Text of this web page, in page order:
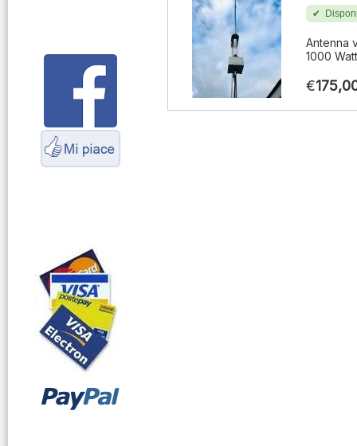
antenne e cavi
Servizio
Radioelettrico
Antenna
1000
€